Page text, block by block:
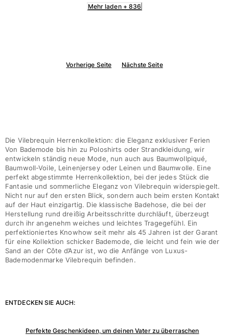
Mehr laden + 836
Vorherige Seite Nächste Seite
Die Vilebrequin Herrenkollektion: die Eleganz exklusiver Ferien
Von Bademode bis hin zu Poloshirts oder Strandkleidung, wir
entwickeln ständig neue Mode, nun auch aus Baumwollpiqué,
Baumwoll-Voile, Leinenjersey oder Leinen und Baumwolle. Eine
perfekt abgestimmte Herrenkollektion, bei der jedes Stück die
Fantasie und sommerliche Eleganz von Vilebrequin widerspiegelt.
Nicht nur auf den ersten Blick, sondern auch beim ersten Kontakt
auf der Haut einzigartig. Die klassische Badehose, die bei der
Herstellung rund dreißig Arbeitsschritte durchläuft, überzeugt
durch ihr angenehm weiches und leichtes Tragegefühl. Ein
perfektioniertes Knowhow seit mehr als 45 Jahren ist der Garant
für eine Kollektion schicker Bademode, die leicht und fein wie der
Sand an der Côte d’Azur ist, wo die Anfänge von Luxus-
Bademodenmarke Vilebrequin befinden.
ENTDECKEN SIE AUCH:
Perfekte Geschenkideen, um deinen Vater zu überraschen